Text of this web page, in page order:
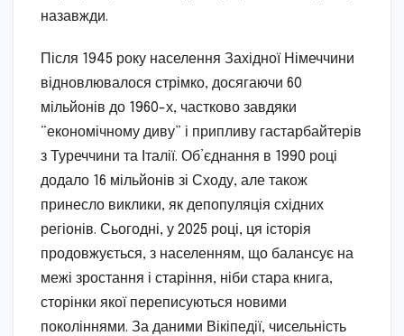
назавжди.
Після 1945 року населення Західної Німеччини
відновлювалося стрімко, досягаючи 60
мільйонів до 1960-х, частково завдяки
“економічному диву” і припливу гастарбайтерів
з Туреччини та Італії. Об’єднання в 1990 році
додало 16 мільйонів зі Сходу, але також
принесло виклики, як депопуляція східних
регіонів. Сьогодні, у 2025 році, ця історія
продовжується, з населенням, що балансує на
межі зростання і старіння, ніби стара книга,
сторінки якої переписуються новими
поколіннями. За даними Вікіпедії, чисельність